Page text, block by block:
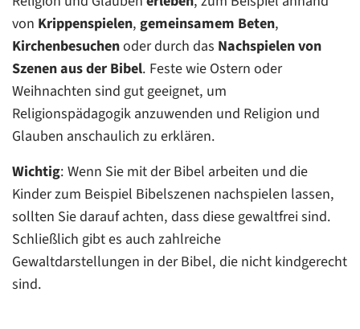
von Krippenspielen,gemeinsamem Beten,
Kirchenbesuchenoder durch das Nachspielen von
Szenen aus der Bibel. Feste wie Ostern oder
Weihnachten sind gut geeignet, um
Religionspädagogik anzuwenden und Religion und
Glauben anschaulich zu erklären.
Wichtig: Wenn Sie mit der Bibel arbeiten und die
Kinder zum Beispiel Bibelszenen nachspielen lassen,
sollten Sie darauf achten, dass diese gewaltfrei sind.
Schließlich gibt es auch zahlreiche
Gewaltdarstellungen in der Bibel, die nicht kindgerecht
sind.